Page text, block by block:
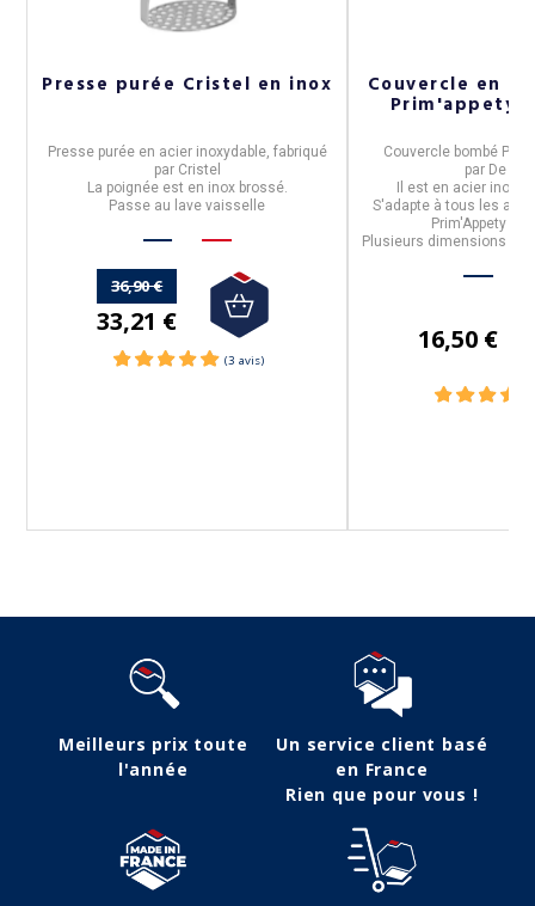
Presse purée Cristel en inox
Presse puréeen acier inoxydable, fabriqué
parCristel
La poignée est en inox brossé.
Passe au lave vaisselle
36,90 €
33,21 €
Couvercle en
Prim'appety
Couvercle bombé
par De
Il est en acier
S'adapte à tous les
Prim'Appety et
Plusieurs dimensions
16,50 €
Meilleurs prix toute
l'année
Un service client basé
en France
Rien que pour vous !